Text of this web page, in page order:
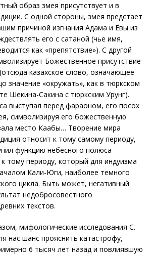
образ змея присутствует и в
С одной стороны, змея предстает
причиной изгнания Адама и Евы из
его с сатаной (чье имя,
как «препятствие»). С другой
Божественное присутствие
казахское слово, означающее
значение «окружать», как в тюркском
Шекина-Сакина с тюркским Урунг).
выступал перед фараоном, его посох
символизируя его божественную
место Каабы… Творение мира
относит к тому самому периоду,
функцию небесного полюса
тому периоду, который для индуизма
Кали-Юги, наиболее темного
цикла. Быть может, негативный
недобросовестного
текстов.
мифологические исследования С.
нас шанс прояснить катастрофу,
6 тысяч лет назад и повлиявшую